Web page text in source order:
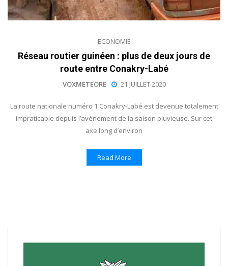
ECONOMIE
Réseau routier guinéen : plus de deux jours de
route entre Conakry-Labé
VOXMETEORE 21 JUILLET 2020
La route nationale numéro 1 Conakry-Labé est devenue totalement
impraticable depuis l’avènement de la saison pluvieuse. Sur cet
axe long d’environ
Read More